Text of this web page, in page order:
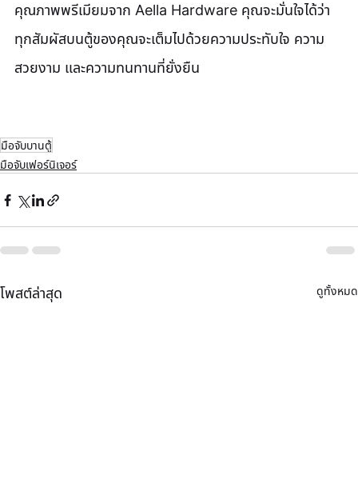
คุณภาพพรีเมียมจาก Aella Hardware คุณจะมั่นใจได้ว่า
ทุกสัมผัสบนตู้ของคุณจะเต็มไปด้วยความประทับใจ ความ
สวยงาม และความทนทานที่ยั่งยืน
มือจับบานตู้
มือจับเฟอร์นิเจอร์
โพสต์ล่าสุด ดูทั้งหมด